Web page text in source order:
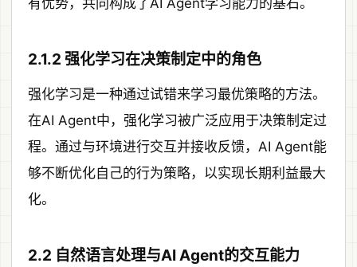
有优势，共同构成了AI Agent学习能力的基石。
2.1.2 强化学习在决策制定中的角色
强化学习是一种通过试错来学习最优策略的方法。
在AI Agent中，强化学习被广泛应用于决策制定过
程。通过与环境进行交互并接收反馈，AI Agent能
够不断优化自己的行为策略，以实现长期利益最大
化。
2.2 自然语言处理与AI Agent的交互能力